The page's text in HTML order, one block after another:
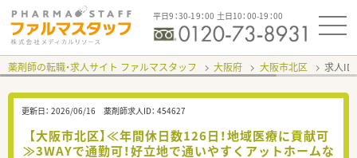
平日9：30-19：00 土日10：00-19：00
薬剤師の転職・求人サイト ファルマスタッフ 大阪府 大阪市北区 求人ID
更新日： 2026/06/16 薬剤師求人ID： 454627
【大阪市北区】≪年間休日数126日！地域医療に貢献可
≫3WAYで通勤可！好立地で通いやすくアットホームな